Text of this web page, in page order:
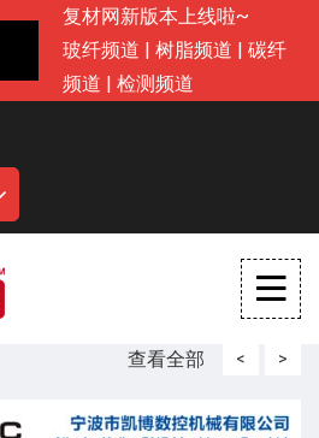
复材网新版本上线啦~
玻纤频道 | 树脂频道 | 碳纤
频道 | 检测频道
查看全部 < >